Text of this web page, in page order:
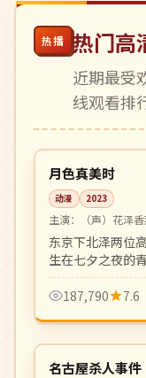
热播 热门高
近期最受
线观看排
日本
高分
月色真美时
动漫 2023
主演：
（声）花泽
梶裕贵 等
东京下北泽两位
生在七夕之夜的
告白。新海诚监
作的清新校园爱
屏息。
187,790 7.6
日本
高分
名古屋杀人事件